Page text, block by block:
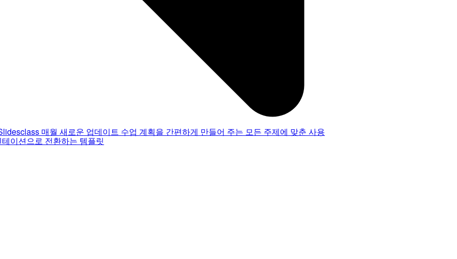
매월 새로운 업데이트 수업 계획을 간편하게 만들어 주는 모든 주제에 맞춘 사용
이션으로 전환하는 템플릿